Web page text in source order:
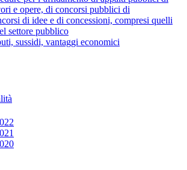
e opere, di concorsi pubblici di
di idee e di concessioni, compresi quelli
settore pubblico
sussidi, vantaggi economici